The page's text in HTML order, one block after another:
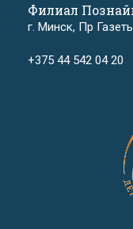
Филиал
г. Минск, Пр
+375 44 542 04 20